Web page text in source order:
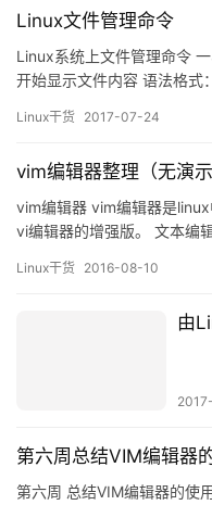
$i | …
Linux文件管理命令
Linux系统上文件管理命令
开始显示文件内容 语法格
输出行编号。 -e 等价于 -vE
Linux干货 2017-07-24
vim编辑器整理（无演示
vim编辑器 vim编辑器是
vi编辑器的增强版。 文本编
辑器种类： 行编辑器：sed
Linux干货 2016-08-10
由
第六周总结VIM编辑器
第六周 总结VIM编辑器的使